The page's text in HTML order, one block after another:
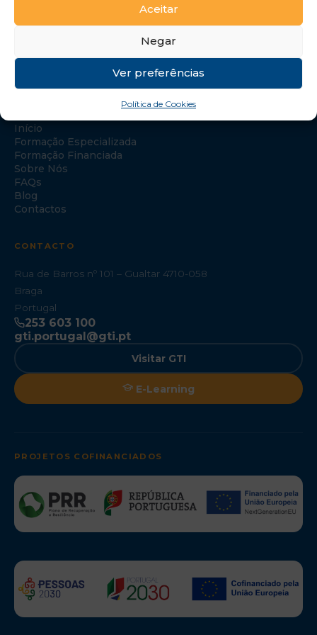
Aceitar
Negar
Ver preferências
Política de Cookies
Início
Formação Especializada
Formação Financiada
Sobre Nós
FAQs
Blog
Contactos
CONTACTO
Rua de Barros nº 101 – Gualtar 4710-058
Braga
Portugal
253 603 100
gti.portugal@gti.pt
Visitar GTI
E-Learning
PROJETOS COFINANCIADOS